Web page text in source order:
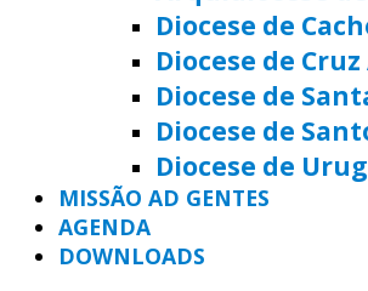
Diocese de
Diocese de
Diocese de
Diocese de
Diocese de
MISSÃO AD GENTES
AGENDA
DOWNLOADS